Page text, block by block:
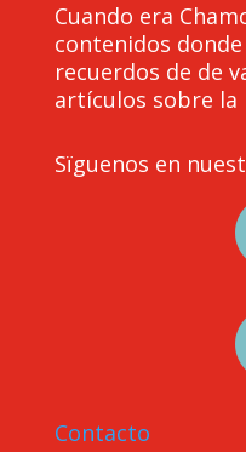
Cuando era
contenidos
recuerdos de de
artículos sobre la
Sïguenos en
Contacto